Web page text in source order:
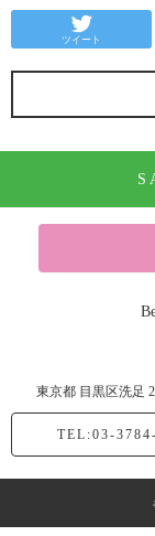
ツイート
東京都 目黒区洗足
TEL:03-